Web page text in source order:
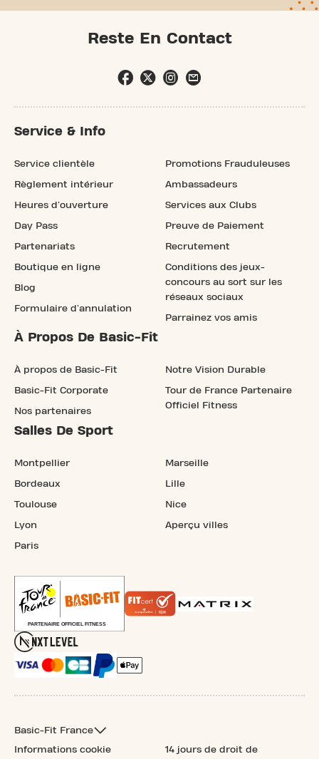
Reste En Contact
Service & Info
Service clientèle
Règlement intérieur
Heures d'ouverture
Day Pass
Partenariats
Boutique en ligne
Blog
Formulaire d'annulation
Promotions Frauduleuses
Ambassadeurs
Services aux Clubs
Preuve de Paiement
Recrutement
Conditions des jeux-
concours au sort sur les
réseaux sociaux
Parrainez vos amis
À Propos De Basic-Fit
À propos de Basic-Fit
Basic-Fit Corporate
Nos partenaires
Notre Vision Durable
Tour de France Partenaire
Officiel Fitness
Salles De Sport
Montpellier
Bordeaux
Toulouse
Lyon
Paris
Marseille
Lille
Nice
Aperçu villes
Basic-Fit France
Informations cookie
14 jours de droit de